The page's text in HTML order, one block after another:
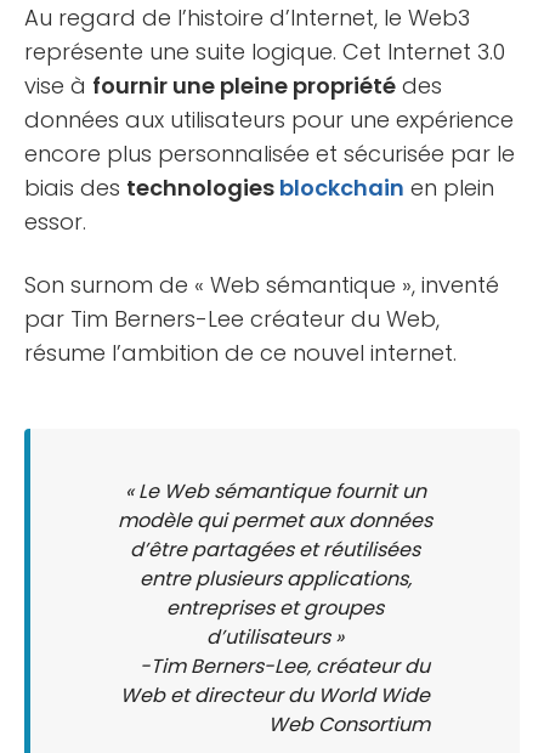
Au regard de l’histoire d’Internet, le Web3
représente une suite logique. Cet Internet 3.0
vise à fournir une pleine propriété des
données aux utilisateurs pour une expérience
encore plus personnalisée et sécurisée par le
biais des technologies blockchain en plein
essor.
Son surnom de « Web sémantique », inventé
par Tim Berners-Lee créateur du Web,
résume l’ambition de ce nouvel internet.
« Le Web sémantique fournit un
modèle qui permet aux données
d’être partagées et réutilisées
entre plusieurs applications,
entreprises et groupes
d’utilisateurs »
-Tim Berners-Lee, créateur du
Web et directeur du World Wide
Web Consortium